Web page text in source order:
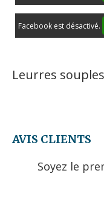
Facebook est désactivé.
Leurres
AVIS CLIENTS
Soyez le